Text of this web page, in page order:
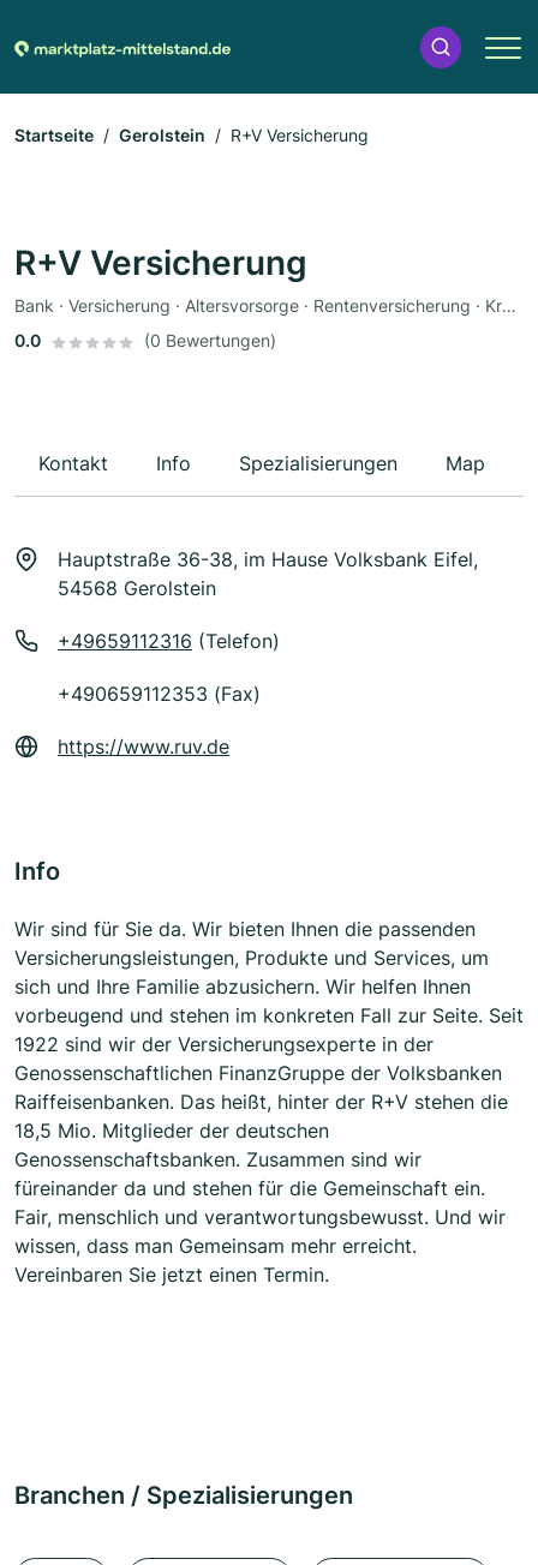
Startseite Gerolstein R+V Versicherung
R+V Versicherung
Bank · Versicherung · Altersvorsorge · Rentenversicherung · Krankenversicherung · Autoversicherung
0.0
(0 Bewertungen)
Kontakt Info Spezialisierungen Map
Hauptstraße 36-38, im Hause Volksbank Eifel,
54568 Gerolstein
+49659112316 (Telefon)
+490659112353 (Fax)
https://www.ruv.de
Info
Wir sind für Sie da. Wir bieten Ihnen die passenden
Versicherungsleistungen, Produkte und Services, um
sich und Ihre Familie abzusichern. Wir helfen Ihnen
vorbeugend und stehen im konkreten Fall zur Seite. Seit
1922 sind wir der Versicherungsexperte in der
Genossenschaftlichen FinanzGruppe der Volksbanken
Raiffeisenbanken. Das heißt, hinter der R+V stehen die
18,5 Mio. Mitglieder der deutschen
Genossenschaftsbanken. Zusammen sind wir
füreinander da und stehen für die Gemeinschaft ein.
Fair, menschlich und verantwortungsbewusst. Und wir
wissen, dass man Gemeinsam mehr erreicht.
Vereinbaren Sie jetzt einen Termin.
Branchen / Spezialisierungen